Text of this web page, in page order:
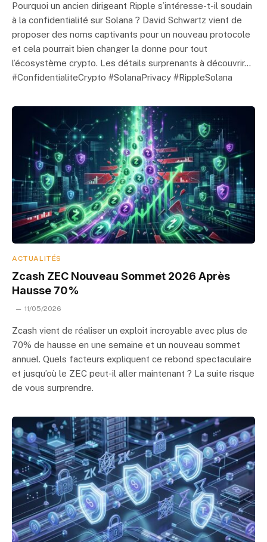
Pourquoi un ancien dirigeant Ripple s’intéresse-t-il soudain
à la confidentialité sur Solana ? David Schwartz vient de
proposer des noms captivants pour un nouveau protocole
et cela pourrait bien changer la donne pour tout
l’écosystème crypto. Les détails surprenants à découvrir…
#ConfidentialiteCrypto #SolanaPrivacy #RippleSolana
ACTUALITÉS
Zcash ZEC Nouveau Sommet 2026 Après
Hausse 70%
11/05/2026
Zcash vient de réaliser un exploit incroyable avec plus de
70% de hausse en une semaine et un nouveau sommet
annuel. Quels facteurs expliquent ce rebond spectaculaire
et jusqu’où le ZEC peut-il aller maintenant ? La suite risque
de vous surprendre.